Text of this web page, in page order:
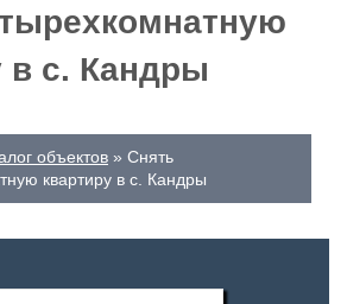
в с. Кандры
объектов
Снять
квартиру в с. Кандры